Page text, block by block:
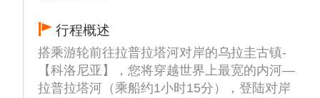
行程概述
搭乘游轮前往拉普拉塔河对岸的乌拉圭古镇-
【科洛尼亚】，您将穿越世界上最宽的内河—
拉普拉塔河（乘船约1小时15分），登陆对岸